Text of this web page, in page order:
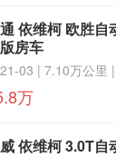
依维柯 欧胜自
房车
03 | 7.10万公里
万
依维柯 3.0T自